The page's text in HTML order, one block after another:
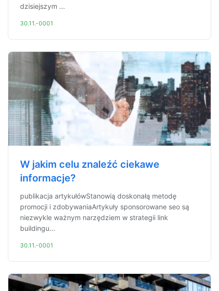
dzisiejszym ...
30.11.-0001
W jakim celu znaleźć ciekawe
informacje?
publikacja artykułówStanowią doskonałą metodę
promocji i zdobywaniaArtykuły sponsorowane seo są
niezwykle ważnym narzędziem w strategii link
buildingu...
30.11.-0001